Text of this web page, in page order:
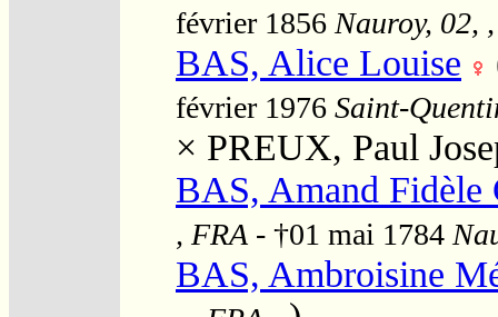
février 1856 Nauroy, 02,
BAS, Alice Louise
février 1976 Saint-
× PREUX, Paul
BAS, Amand Fidèle
, FRA - †01 mai 1784
BAS, Ambroisine